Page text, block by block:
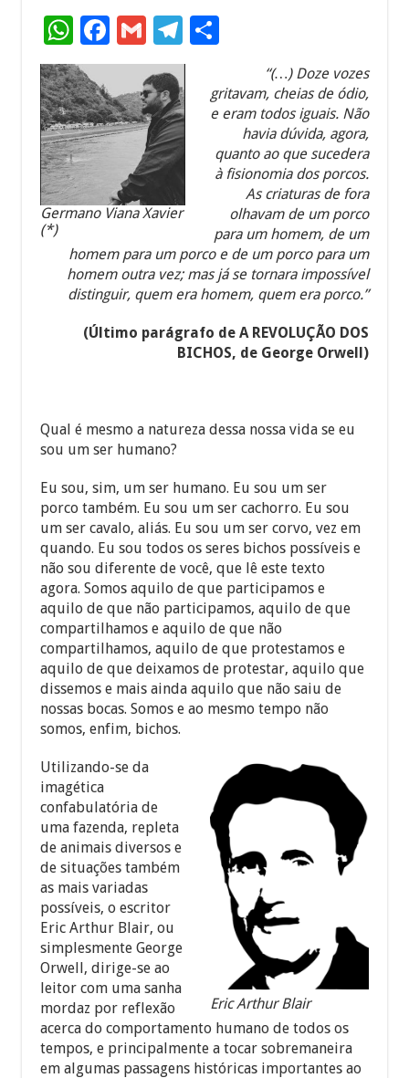
W
h
at
sA
p
p
F
ac
e
b
o
o
k
G
m
ai
l
T
el
e
gr
a
ar
e
Germano Viana Xavier
(*)
“(…) Doze vozes
gritavam, cheias de ódio,
e eram todos iguais. Não
havia dúvida, agora,
quanto ao que sucedera
à fisionomia dos porcos.
As criaturas de fora
olhavam de um porco
para um homem, de um
homem para um porco e de um porco para um
homem outra vez; mas já se tornara impossível
distinguir, quem era homem, quem era porco.”
(Último parágrafo de A REVOLUÇÃO DOS
BICHOS, de George Orwell)
Qual é mesmo a natureza dessa nossa vida se eu
sou um ser humano?
Eu sou, sim, um ser humano. Eu sou um ser
porco também. Eu sou um ser cachorro. Eu sou
um ser cavalo, aliás. Eu sou um ser corvo, vez em
quando. Eu sou todos os seres bichos possíveis e
não sou diferente de você, que lê este texto
agora. Somos aquilo de que participamos e
aquilo de que não participamos, aquilo de que
compartilhamos e aquilo de que não
compartilhamos, aquilo de que protestamos e
aquilo de que deixamos de protestar, aquilo que
dissemos e mais ainda aquilo que não saiu de
nossas bocas. Somos e ao mesmo tempo não
somos, enfim, bichos.
Eric Arthur Blair
Utilizando-se da
imagética
confabulatória de
uma fazenda, repleta
de animais diversos e
de situações também
as mais variadas
possíveis, o escritor
Eric Arthur Blair, ou
simplesmente George
Orwell, dirige-se ao
leitor com uma sanha
mordaz por reflexão
acerca do comportamento humano de todos os
tempos, e principalmente a tocar sobremaneira
em algumas passagens históricas importantes ao